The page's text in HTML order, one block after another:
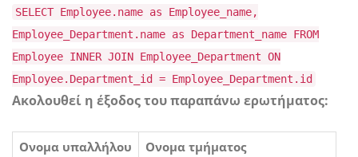
SELECT Employee.name as Employee_name,
Employee_Department.name as Department_name FROM
Employee INNER JOIN Employee_Department ON
Employee.Department_id = Employee_Department.id
Ακολουθεί η έξοδος του παραπάνω ερωτήματος:
Ονομα υπαλλήλου
Ονομα τμήματος